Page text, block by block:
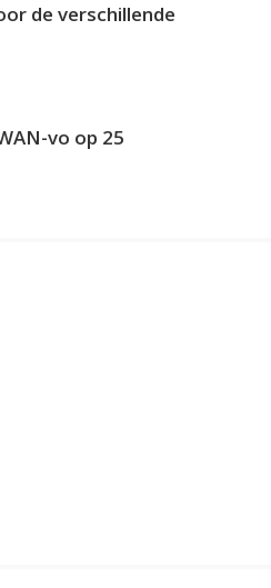
de verschillende
vo op 25